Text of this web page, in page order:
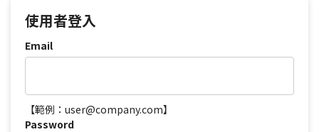
使用者登入
Email
【範例：user@company.com】
Password